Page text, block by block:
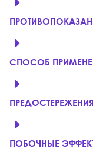
СПОСОБ
ПОБОЧНЫЕ